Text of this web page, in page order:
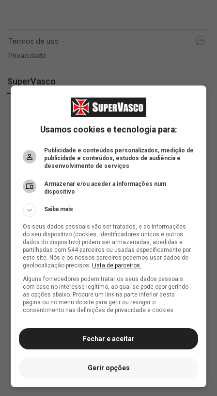
SuperVasco
Usamos cookies e tecnologia para:
Publicidade e conteúdos personalizados, medição de
publicidade e conteúdos, estudos de audiência e
desenvolvimento de serviços
Armazenar e/ou aceder a informações num
dispositivo
Saiba mais
Os seus dados pessoais vão ser tratados, e as informações
do seu dispositivo (cookies, identificadores únicos e outros
dados do dispositivo) podem ser armazenadas, acedidas e
partilhadas com 544 parceiros ou usadas especificamente por
este site. Nós e os nossos parceiros podemos usar dados de
geolocalização precisos.Lista de parceiros.
Alguns fornecedores podem tratar os seus dados pessoais
com base no interesse legítimo, ao qual se pode opor gerindo
as opções abaixo. Procure um link na parte inferior desta
página ou no menu do site para gerir ou revogar o
consentimento nas definições de privacidade e cookies.
Fechar e aceitar
Gerir opções